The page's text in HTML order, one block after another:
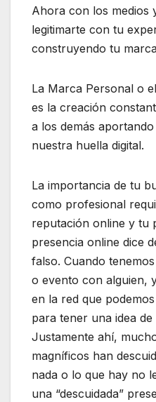
Ahora con los medios
legitimarte con tu
construyendo tu
La Marca Personal o
es la creación
a los demás
nuestra huella digital.
La importancia de tu
como profesional
reputación online y tu
presencia online dice
falso. Cuando
o evento con alguien,
en la red que
para tener una idea de
Justamente ahí,
magníficos han
nada o lo que hay no
una “descuidada”